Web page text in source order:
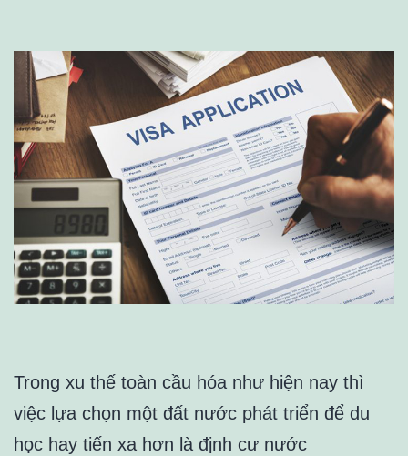
Trong xu thế toàn cầu hóa như hiện nay thì
việc lựa chọn một đất nước phát triển để du
học hay tiến xa hơn là định cư nước